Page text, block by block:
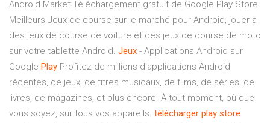
Android Market Téléchargement gratuit de Google Play Store.
Meilleurs Jeux de course sur le marché pour Android, jouer à
des jeux de course de voiture et des jeux de course de moto
sur votre tablette Android. Jeux - Applications Android sur
Google Play Profitez de millions d'applications Android
récentes, de jeux, de titres musicaux, de films, de séries, de
livres, de magazines, et plus encore. À tout moment, où que
vous soyez, sur tous vos appareils. télécharger play store